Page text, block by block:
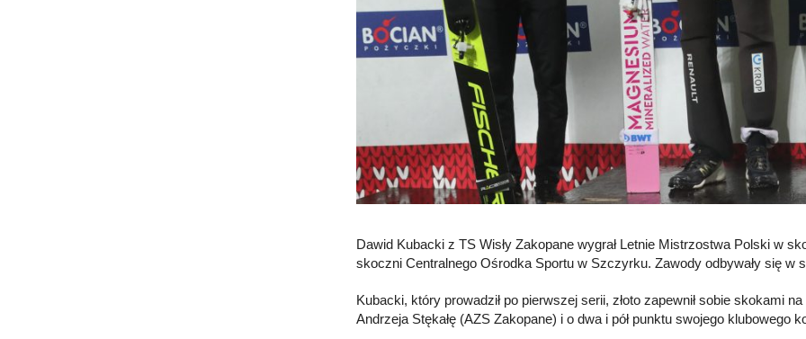
Dawid Kubacki z TS Wisły Zakopane wygrał Letnie Mistrzostwa Polski w
skoczni Centralnego Ośrodka Sportu w Szczyrku. Zawody odbywały się w
Kubacki, który prowadził po pierwszej serii, złoto zapewnił sobie skokami
Andrzeja Stękałę (AZS Zakopane) i o dwa i pół punktu swojego klubowego